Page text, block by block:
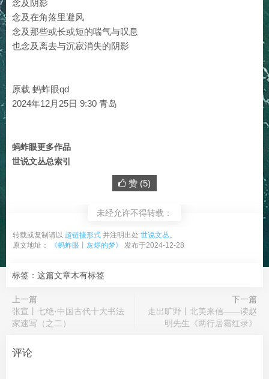
念及阴影
念及在角落里避风
念及那些或长或短的喘气与叹息
也念及离去与沉寂消失的阴影
原载 蚂蚱眼qd
2024年12月25日 9:30 青岛
蚂蚱眼更多作品
世说文丛总索引
赞 (5)
未经允许不得转载：
转载或复制请以 超链接形式 并注明出处 世说文丛。
原文地址：
《蚂蚱眼丨灰烬的梦》 发布于2024-12-28
标签：这篇文章木有标签
上一篇
张宣丨七绝·中国古代十大书法
家速写（之二）
下一篇
走出旷野丨北美来信——读赵
明先生《两行居霜红录》
评论